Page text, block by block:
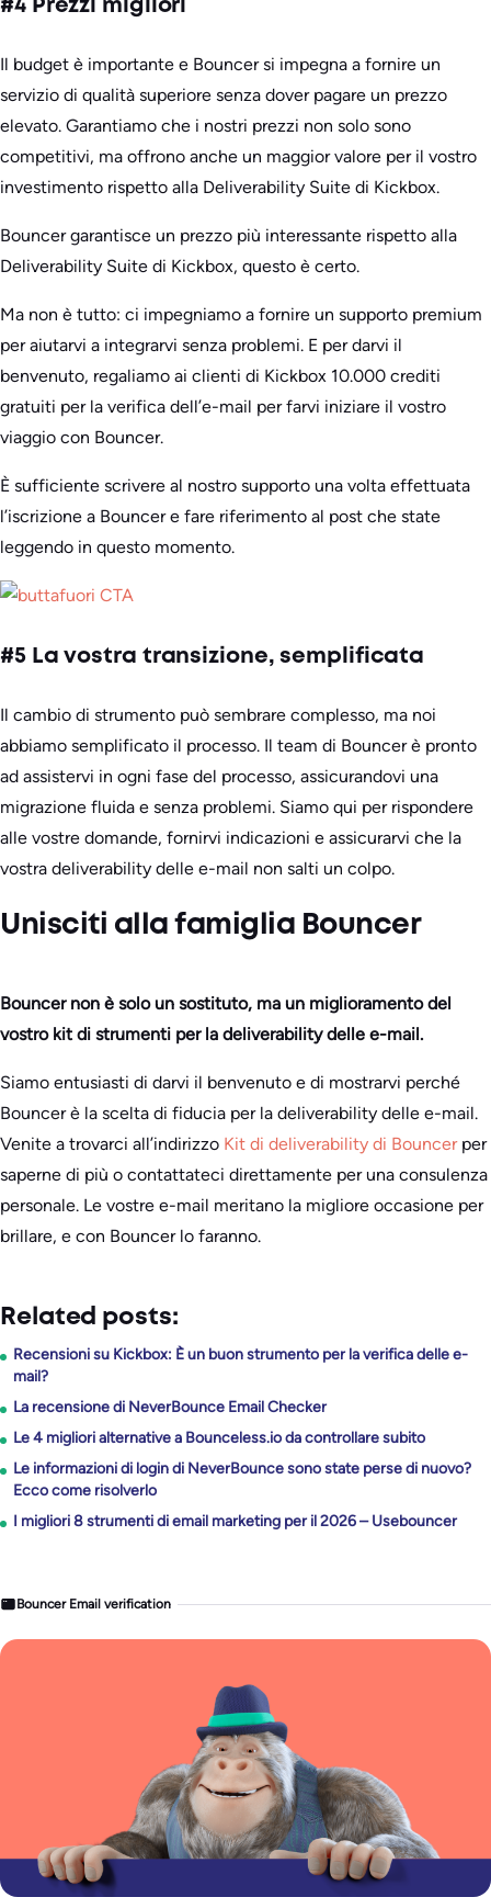
#4 Prezzi migliori
Il budget è importante e Bouncer si impegna a fornire un
servizio di qualità superiore senza dover pagare un prezzo
elevato. Garantiamo che i nostri prezzi non solo sono
competitivi, ma offrono anche un maggior valore per il vostro
investimento rispetto alla Deliverability Suite di Kickbox.
Bouncer garantisce un prezzo più interessante rispetto alla
Deliverability Suite di Kickbox, questo è certo.
Ma non è tutto: ci impegniamo a fornire un supporto premium
per aiutarvi a integrarvi senza problemi. E per darvi il
benvenuto, regaliamo ai clienti di Kickbox 10.000 crediti
gratuiti per la verifica dell’e-mail per farvi iniziare il vostro
viaggio con Bouncer.
È sufficiente scrivere al nostro supporto una volta effettuata
l’iscrizione a Bouncer e fare riferimento al post che state
leggendo in questo momento.
#5 La vostra transizione, semplificata
Il cambio di strumento può sembrare complesso, ma noi
abbiamo semplificato il processo. Il team di Bouncer è pronto
ad assistervi in ogni fase del processo, assicurandovi una
migrazione fluida e senza problemi. Siamo qui per rispondere
alle vostre domande, fornirvi indicazioni e assicurarvi che la
vostra deliverability delle e-mail non salti un colpo.
Unisciti alla famiglia Bouncer
Bouncer non è solo un sostituto, ma un miglioramento del
vostro kit di strumenti per la deliverability delle e-mail.
Siamo entusiasti di darvi il benvenuto e di mostrarvi perché
Bouncer è la scelta di fiducia per la deliverability delle e-mail.
Venite a trovarci all’indirizzo Kit di deliverability di Bouncer per
saperne di più o contattateci direttamente per una consulenza
personale. Le vostre e-mail meritano la migliore occasione per
brillare, e con Bouncer lo faranno.
Related posts:
Recensioni su Kickbox: È un buon strumento per la verifica delle e-
mail?
La recensione di NeverBounce Email Checker
Le 4 migliori alternative a Bounceless.io da controllare subito
Le informazioni di login di NeverBounce sono state perse di nuovo?
Ecco come risolverlo
I migliori 8 strumenti di email marketing per il 2026 – Usebouncer
Bouncer Email verification